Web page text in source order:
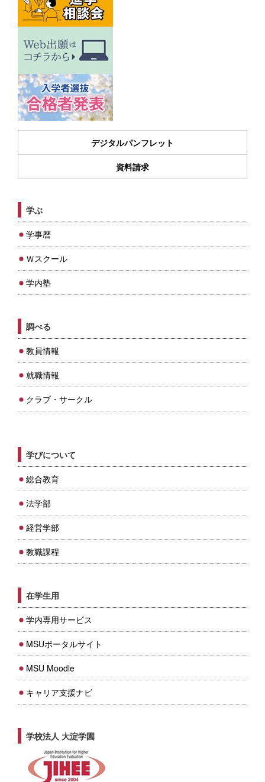
デジタルパンフレット
資料請求
学ぶ
学事暦
Ｗスクール
学内塾
調べる
教員情報
就職情報
クラブ・サークル
学びについて
総合教育
法学部
経営学部
教職課程
在学生用
学内専用サービス
MSUポータルサイト
MSU Moodle
キャリア支援ナビ
学校法人 大淀学園